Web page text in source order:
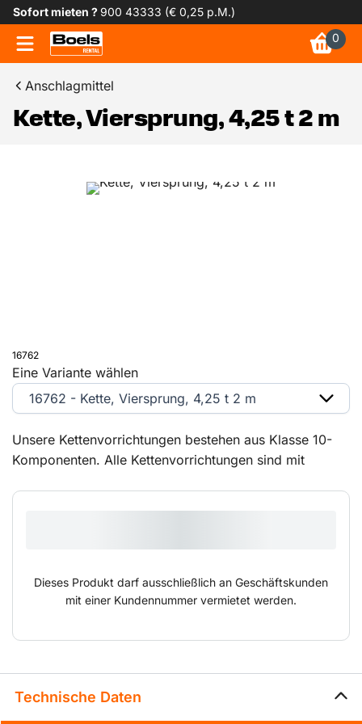
Sofort mieten ?900 43333 (€ 0,25 p.M.)
0
Anschlagmittel
Kette, Viersprung, 4,25 t 2 m
16762
Unsere Kettenvorrichtungen bestehen aus Klasse 10-
Komponenten. Alle Kettenvorrichtungen sind mit
Verkürzungshaken ausgerüstet. Die
Dieses Produkt darf ausschließlich an Geschäftskunden
mit einer Kundennummer vermietet werden.
Eine Variante wählen
16762 - Kette, Viersprung, 4,25 t 2 m
Technische Daten